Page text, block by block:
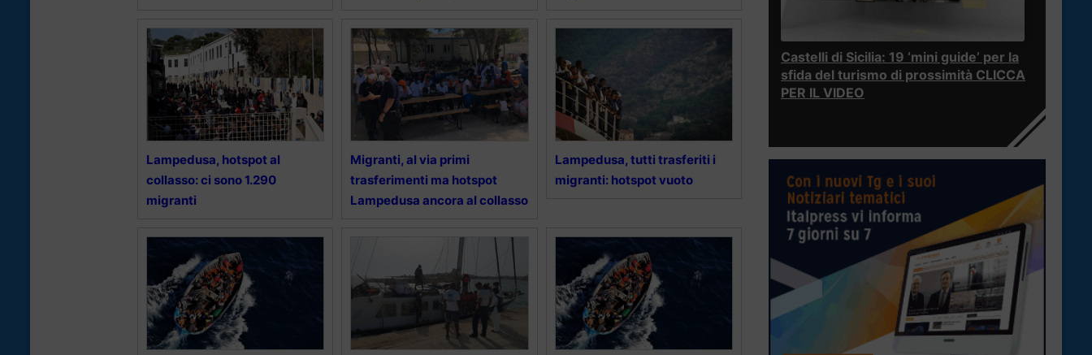
Lampedusa, hotspot al
collasso: ci sono 1.290
migranti
Migranti, al via primi
trasferimenti ma hotspot
Lampedusa ancora al collasso
Lampedusa, tutti trasferiti i
migranti: hotspot vuoto
Castelli di Sicilia: 19 ‘mini guide’ per la
sfida del turismo di prossimità CLICCA
PER IL VIDEO